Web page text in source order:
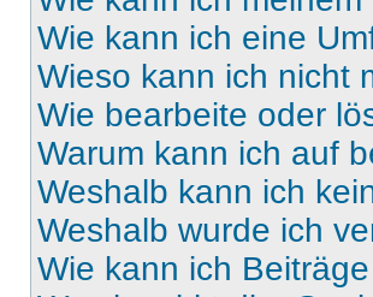
Wie kann ich eine
Wieso kann ich nicht
Wie bearbeite oder
Warum kann ich auf
Weshalb kann ich
Weshalb wurde ich
Wie kann ich